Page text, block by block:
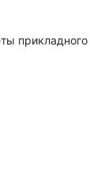
прикладного